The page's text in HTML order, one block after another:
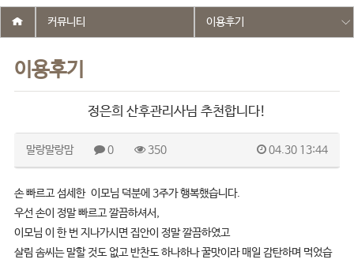
이용후기
커뮤니티 이용후기
정은희 산후관리사님 추천합니다!
말랑말랑맘 0 350 04.30 13:44
손 빠르고 섬세한 이모님 덕분에 3주가 행복했습니다.
우선 손이 정말 빠르고 깔끔하셔서,
이모님 이 한 번 지나가시면 집안이 정말 깔끔하였고
살림 솜씨는 말할 것도 없고 반찬도 하나하나 꿀맛이라 매일 감탄하며 먹었습